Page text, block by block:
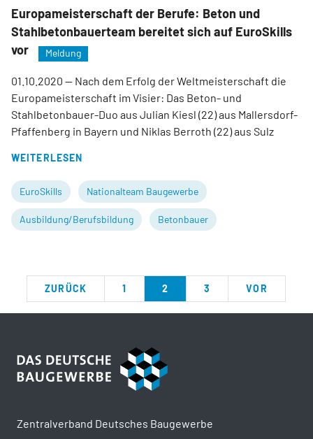
Europameisterschaft der Berufe: Beton und
Stahlbetonbauerteam bereitet sich auf EuroSkills
vor
Meldung
01.10.2020 — Nach dem Erfolg der Weltmeisterschaft die
Europameisterschaft im Visier: Das Beton- und
Stahlbetonbauer-Duo aus Julian Kiesl (22) aus Mallersdorf-
Pfaffenberg in Bayern und Niklas Berroth (22) aus Sulz
WEITERLESEN
EuroSkills Nationalteam Baugewerbe
Ausbildung/Berufsbildung Betonbauer
ZURÜCK 1 2 3 VOR
Zentralverband Deutsches Baugewerbe